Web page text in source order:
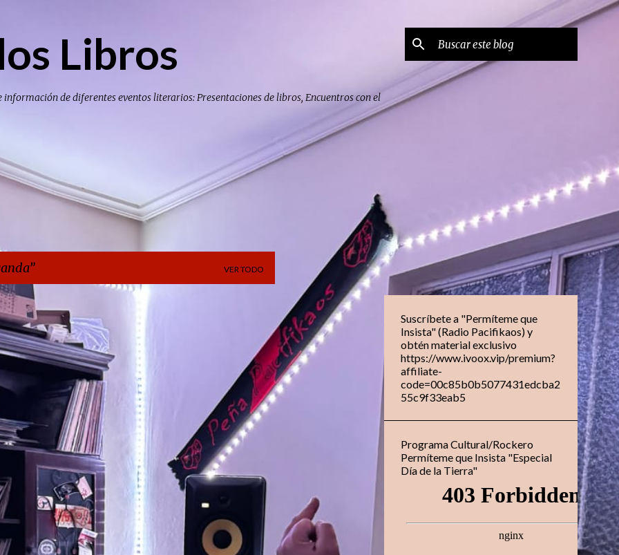
Libros
de diferentes eventos literarios: Presentaciones de libros, Encuentros con el
VER TODO
Suscríbete a "Permíteme que
Insista" (Radio Pacifikaos) y
obtén material exclusivo
https://www.ivoox.vip/premium?
affiliate-
code=00c85b0b5077431edcba2
55c9f33eab5
Programa Cultural/Rockero
Permíteme que Insista "Especial
Día de la Tierra"